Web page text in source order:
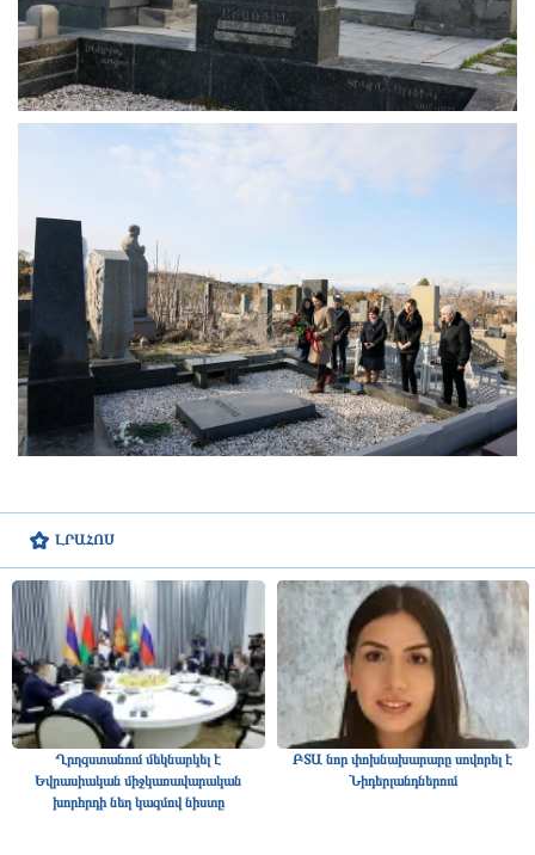
ԼՐԱՀՈՍ
Ղրղզստանում մեկնարկել է
Եվրասիական միջկառավարական
խորհրդի նեղ կազմով նիստը
ԲՏԱ նոր փոխնախարարը սովորել է
Նիդերլանդներում